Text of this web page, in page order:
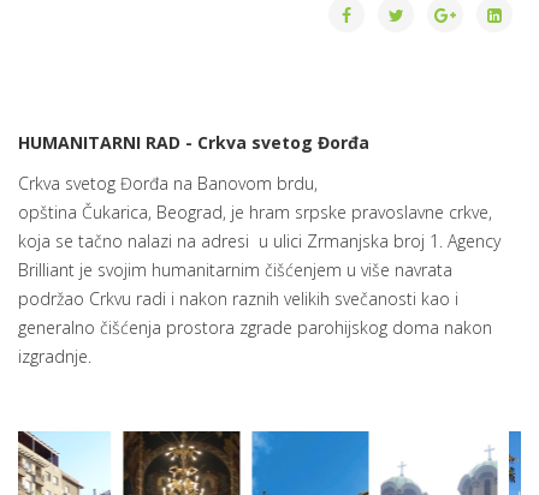
HUMANITARNI RAD - Crkva svetog Đorđa
Crkva svetog Đorđa na Banovom brdu,
opština Čukarica, Beograd, je hram srpske pravoslavne crkve,
koja se tačno nalazi na adresi u ulici Zrmanjska broj 1. Agency
Brilliant je svojim humanitarnim čišćenjem u više navrata
podržao Crkvu radi i nakon raznih velikih svečanosti kao i
generalno čišćenja prostora zgrade parohijskog doma nakon
izgradnje.